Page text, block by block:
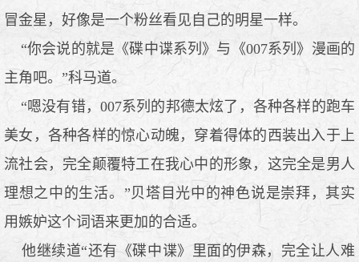
冒金星，好像是一个粉丝看见自己的明星一样。
“你会说的就是《碟中谍系列》与《007系列》漫画的
主角吧。”科马道。
“嗯没有错，007系列的邦德太炫了，各种各样的跑车
美女，各种各样的惊心动魄，穿着得体的西装出入于上
流社会，完全颠覆特工在我心中的形象，这完全是男人
理想之中的生活。”贝塔目光中的神色说是崇拜，其实
用嫉妒这个词语来更加的合适。
他继续道“还有《碟中谍》里面的伊森，完全让人难